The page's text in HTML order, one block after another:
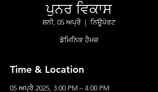
ਪੁਨਰ ਵਿਕਾਸ
ਸ਼ਨੀ, 05 ਅਪ੍ਰੈ
  |
ਨਿਊਪੋਰਟ
ਡੋਮਿਨਿਕ ਹੈਮਜ਼
Time & Location
05 ਅਪ੍ਰੈ 2025, 3:00 PM – 4:00 PM